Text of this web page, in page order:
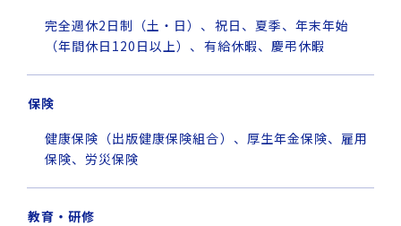
完全週休2日制（土・日）、祝日、夏季、年末年始
（年間休日120日以上）、有給休暇、慶弔休暇
保険
健康保険（出版健康保険組合）、厚生年金保険、雇用
保険、労災保険
教育・研修